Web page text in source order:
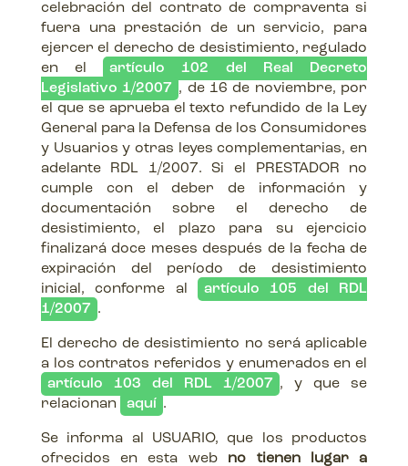
celebración del contrato de compraventa si
fuera una prestación de un servicio, para
ejercer el derecho de desistimiento, regulado
en el
artículo 102 del Real Decreto
Legislativo 1/2007 , de 16 de noviembre, por
el que se aprueba el texto refundido de la Ley
General para la Defensa de los Consumidores
y Usuarios y otras leyes complementarias, en
adelante RDL 1/2007. Si el PRESTADOR no
cumple con el deber de información y
documentación sobre el derecho de
desistimiento, el plazo para su ejercicio
finalizará doce meses después de la fecha de
expiración del período de desistimiento
inicial, conforme al
artículo 105 del RDL
1/2007 .
El derecho de desistimiento no será aplicable
a los contratos referidos y enumerados en el
artículo 103 del RDL 1/2007 , y que se
relacionan
aquí .
Se informa al USUARIO, que los productos
ofrecidos en esta web no tienen lugar a